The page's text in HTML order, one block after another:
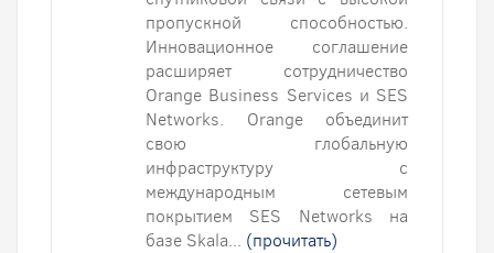
пропускной способностью.
Инновационное соглашение
расширяет сотрудничество
Orange Business Services и SES
Networks. Orange объединит
свою глобальную
инфраструктуру с
международным сетевым
покрытием SES Networks на
базе Skala... (прочитать)